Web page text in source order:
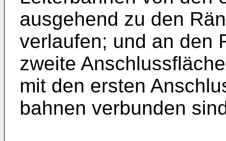
ausgehend zu den
verlaufen; und an den
zweite
mit den ersten
bahnen verbunden